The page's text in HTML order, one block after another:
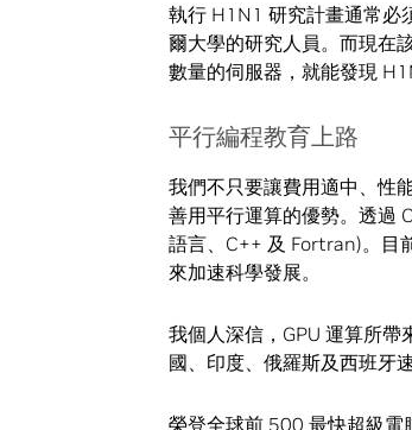
執行 H1N1 研究計畫通常必
爾大學的研究人員。而現在
數量的伺服器，就能發現
平行編程教育上路
我們不只要讓費用適中、性
善用平行運算的優勢。透過
語言、C++ 及 Fortran)。目
來加速科學發展。
我個人深信，GPU 運算所帶
國、印度、俄羅斯及西班牙
榮登全球前 500 最快超級電